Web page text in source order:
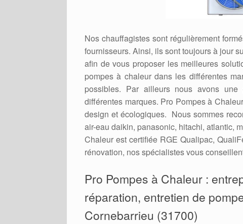
Nos chauffagistes sont régulièrement
fournisseurs. Ainsi, ils sont toujours à jour
afin de vous proposer les meilleures
pompes à chaleur dans les différentes
possibles. Par ailleurs nous avons
différentes marques. Pro Pompes à
design et écologiques. Nous sommes
air-eau daikin, panasonic, hitachi, atlantic,
Chaleur est certifiée RGE Qualipac,
rénovation, nos spécialistes vous
Pro Pompes à Chaleur :
réparation, entretien de
Cornebarrieu (31700)